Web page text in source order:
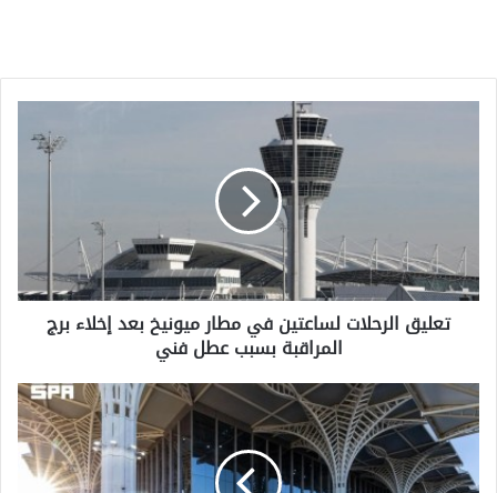
بعد
إخلاء
برج
المراقبة
فني
تعليق الرحلات لساعتين في مطار ميونيخ بعد إخلاء برج
المراقبة بسبب عطل فني
حافلات
المدينة
تواصل
تشغيل
المسار